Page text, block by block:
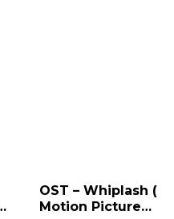
OST – Whiplash
Motion Picture